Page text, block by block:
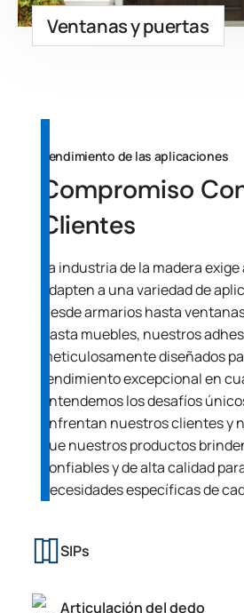
Ventanas y puertas
Rendimiento de las aplicaciones
Compromiso
Clientes
La industria de la madera
adapten a una variedad de
Desde armarios hasta
hasta muebles, nuestros
meticulosamente diseñados
rendimiento excepcional en
Entendemos los desafíos
enfrentan nuestros clientes y
que nuestros productos
confiables y de alta calidad
necesidades específicas de
SIPs
Articulación del dedo